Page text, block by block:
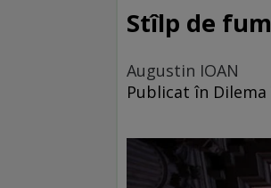
DIN POLUL PLUS
Stîlp de
Augustin IOAN
Publicat în Dilema